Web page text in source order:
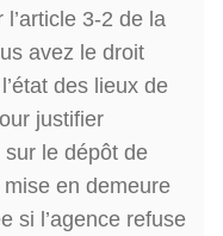
3-2 de la
avez le droit
des lieux de
justifier
sur le dépôt de
en demeure
si l’agence refuse